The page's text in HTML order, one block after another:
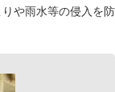
や雨水等の侵入を防